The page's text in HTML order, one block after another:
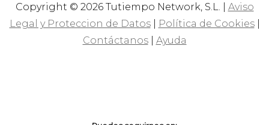
Copyright © 2026 Tutiempo Network, S.L. | Aviso
Legal y Proteccion de Datos| Política de Cookies|
Contáctanos| Ayuda